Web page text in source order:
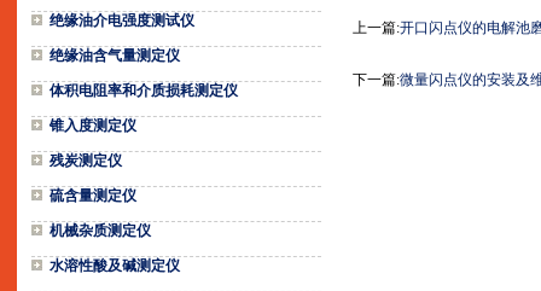
绝缘油介电强度测试仪
绝缘油含气量测定仪
体积电阻率和介质损耗测定仪
锥入度测定仪
残炭测定仪
硫含量测定仪
机械杂质测定仪
水溶性酸及碱测定仪
上一篇:开口闪点仪的电解池
下一篇:微量闪点仪的安装及